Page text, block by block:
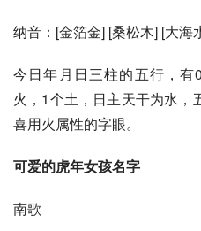
纳音：[金箔金] [桑松木] [大海
今日年月日三柱的五行，
火，1个土，日主天干为水，
喜用火属性的字眼。
可爱的虎年女孩名字
南歌